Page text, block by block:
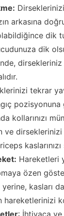
arkasına
dik
dik
tekrar
pozisyonuna
kollarınızı
ve
kaslarınızı
Hareketleri
özen
kasları
hareketlerinizi